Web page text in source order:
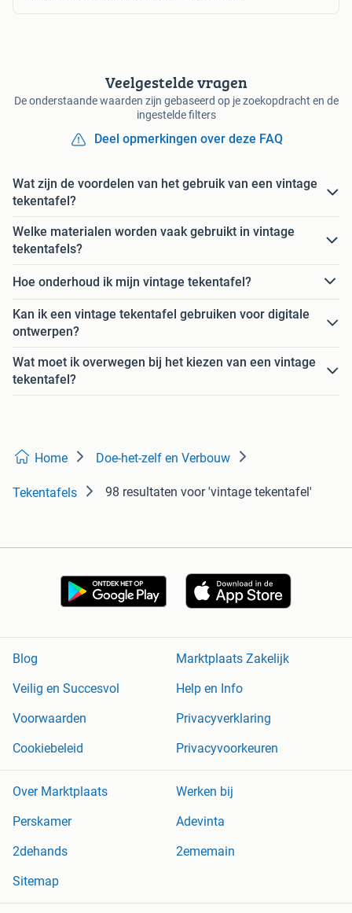
Veelgestelde vragen
De onderstaande waarden zijn gebaseerd op je zoekopdracht en de
ingestelde filters
Deel opmerkingen over deze FAQ
Wat zijn de voordelen van het gebruik van een vintage
tekentafel?
Welke materialen worden vaak gebruikt in vintage
tekentafels?
Hoe onderhoud ik mijn vintage tekentafel?
Kan ik een vintage tekentafel gebruiken voor digitale
ontwerpen?
Wat moet ik overwegen bij het kiezen van een vintage
tekentafel?
Home Doe-het-zelf en Verbouw
Tekentafels 98 resultaten voor 'vintage tekentafel'
Blog
Marktplaats Zakelijk
Veilig en Succesvol
Help en Info
Voorwaarden
Privacyverklaring
Cookiebeleid
Privacyvoorkeuren
Over Marktplaats
Werken bij
Perskamer
Adevinta
2dehands
2ememain
Sitemap